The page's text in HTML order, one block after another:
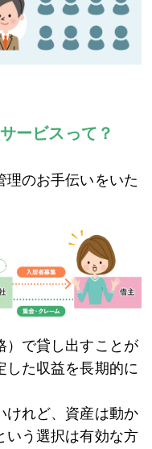
ービスって？
理のお手伝いをいた
）で貸し出すことが
した収益を長期的に
けれど、資産は動か
いう選択は有効な方